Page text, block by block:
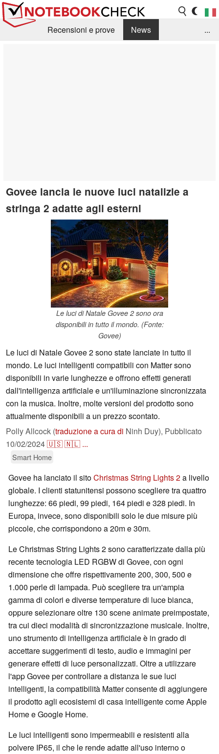
Recensioni e prove
News
...
Govee lancia le nuove luci natalizie a
stringa 2 adatte agli esterni
Le luci di Natale Govee 2 sono ora
disponibili in tutto il mondo. (Fonte:
Govee)
Le luci di Natale Govee 2 sono state lanciate in tutto il
mondo. Le luci intelligenti compatibili con Matter sono
disponibili in varie lunghezze e offrono effetti generati
dall'intelligenza artificiale e un'illuminazione sincronizzata
con la musica. Inoltre, molte versioni del prodotto sono
attualmente disponibili a un prezzo scontato.
Polly Allcock (traduzione a cura di Ninh Duy), Pubblicato
10/02/2024🇺🇸🇳🇱 ...
Smart Home
Govee ha lanciato il sitoChristmas String Lights 2a livello
globale. I clienti statunitensi possono scegliere tra quattro
lunghezze: 66 piedi, 99 piedi, 164 piedi e 328 piedi. In
Europa, invece, sono disponibili solo le due misure più
piccole, che corrispondono a 20m e 30m.
Le Christmas String Lights 2 sono caratterizzate dalla più
recente tecnologia LED RGBW di Govee, con ogni
dimensione che offre rispettivamente 200, 300, 500 e
1.000 perle di lampada. Può scegliere tra un'ampia
gamma di colori e diverse temperature di luce bianca,
oppure selezionare oltre 130 scene animate preimpostate,
tra cui dieci modalità di sincronizzazione musicale. Inoltre,
uno strumento di intelligenza artificiale è in grado di
accettare suggerimenti di testo, audio e immagini per
generare effetti di luce personalizzati. Oltre a utilizzare
l'app Govee per controllare a distanza le sue luci
intelligenti, la compatibilità Matter consente di aggiungere
il prodotto agli ecosistemi di casa intelligente come Apple
Home e Google Home.
Le luci intelligenti sono impermeabili e resistenti alla
polvere IP65, il che le rende adatte all'uso interno o